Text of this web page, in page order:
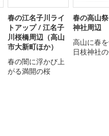
春の江名子川ライ
トアップ / 江名子
川桜橋周辺（高山
市大新町ほか）
春の闇に浮かび上
がる満開の桜
春の高山
神社周辺
高山に春
日枝神社